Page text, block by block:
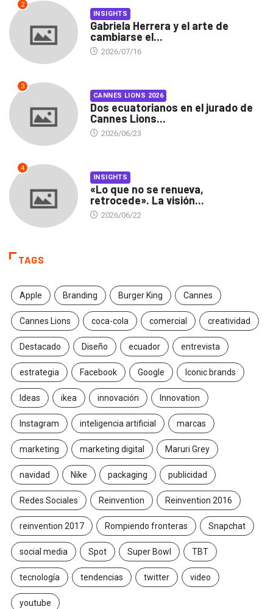
2
INSIGHTS
Gabriela Herrera y el arte de
cambiarse el...
2026/07/16
3
CANNES LIONS 2026
Dos ecuatorianos en el jurado de
Cannes Lions...
2026/06/23
4
INSIGHTS
«Lo que no se renueva,
retrocede». La visión...
2026/06/22
TAGS
Apple Branding Burger King Cannes
Cannes Lions coca-cola comercial creatividad
Destacado Diseño ecuador entrevista
estrategia Facebook Google Iconic brands
Ideas ikea innovación Innovation
Instagram inteligencia artificial marcas
marketing marketing digital Maruri Grey
navidad Nike packaging publicidad
Redes Sociales Reinvention Reinvention 2016
reinvention 2017 Rompiendo fronteras Snapchat
social media Spot Super Bowl TBT
tecnología tendencias twitter video
youtube